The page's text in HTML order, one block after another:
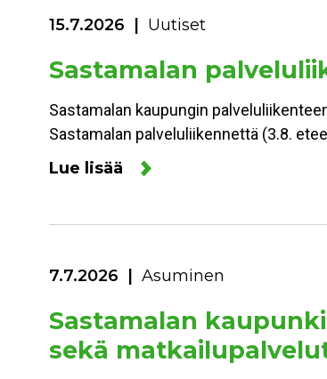
15.7.2026 Uutiset
Sastamalan
Sastamalan kaupungin
Sastamalan palveluliikennettä (3.8.
Lue lisää
7.7.2026 Asuminen
Sastamalan
sekä